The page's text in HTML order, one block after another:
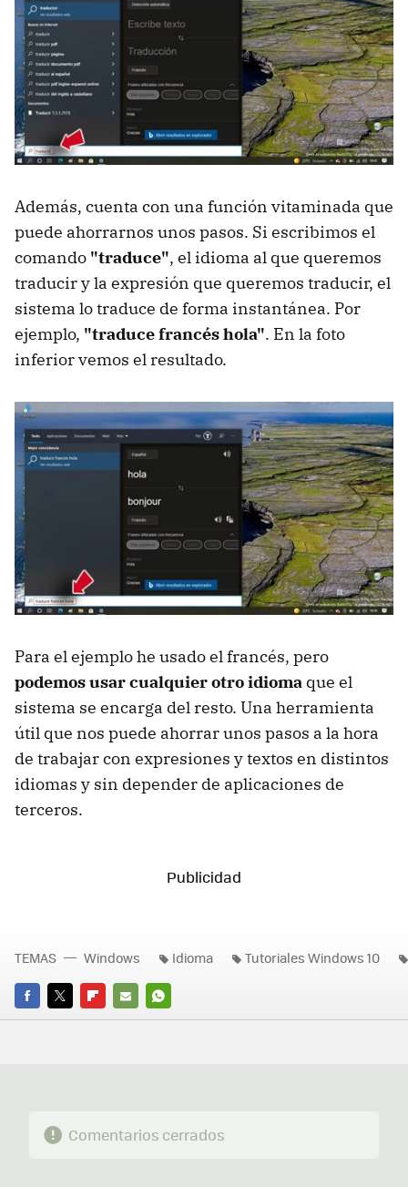
Además, cuenta con una función vitaminada que
puede ahorrarnos unos pasos. Si escribimos el
comando "traduce", el idioma al que queremos
traducir y la expresión que queremos traducir, el
sistema lo traduce de forma instantánea. Por
ejemplo, "traduce francés hola". En la foto
inferior vemos el resultado.
Para el ejemplo he usado el francés, pero
podemos usar cualquier otro idioma que el
sistema se encarga del resto. Una herramienta
útil que nos puede ahorrar unos pasos a la hora
de trabajar con expresiones y textos en distintos
idiomas y sin depender de aplicaciones de
terceros.
FACEBOOK
TWITTERFLIPBOARD
E-
WHATSAPP
TEMAS Windows Idioma Tutoriales Windows 10
Comentarios cerrados